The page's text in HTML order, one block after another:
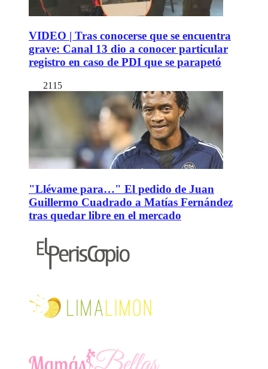
VIDEO | Tras conocerse que se encuentra
grave: Canal 13 dio a conocer particular
registro en caso de PDI que se parapetó
2115
"Llévame para…" El pedido de Juan
Guillermo Cuadrado a Matías Fernández
tras quedar libre en el mercado